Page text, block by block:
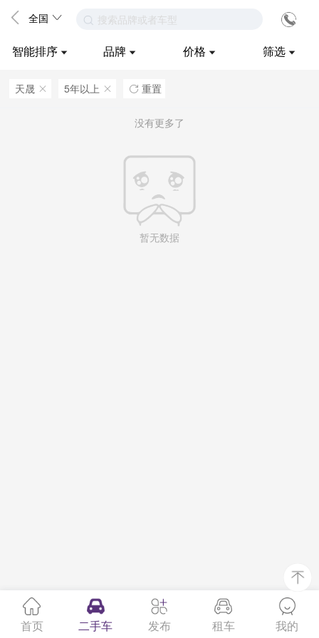
全国 搜索品牌或者车型
智能排序 品牌 价格 筛选
天晟 ဆ 5年以上 ဆ  重置
没有更多了
首页 二手车 发布 租车 我的